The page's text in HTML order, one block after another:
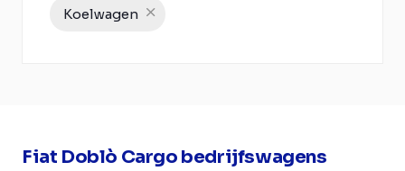
Koelwagen
Fiat Doblò Cargo bedrijfswagens